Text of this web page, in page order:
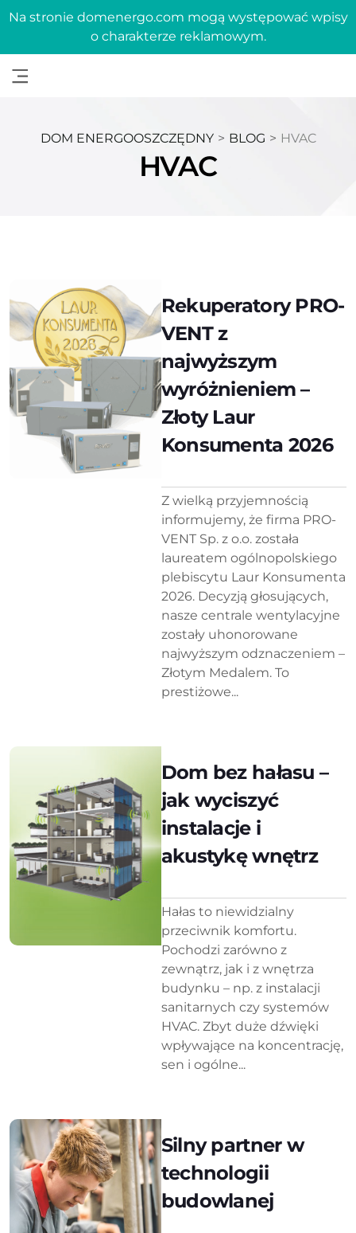
Na stronie domenergo.com mogą występować wpisy
o charakterze reklamowym.
DOM ENERGOOSZCZĘDNY > BLOG > HVAC
HVAC
Rekuperatory PRO-
VENT z
najwyższym
wyróżnieniem –
Złoty Laur
Konsumenta 2026
Z wielką przyjemnością
informujemy, że firma PRO-
VENT Sp. z o.o. została
laureatem ogólnopolskiego
plebiscytu Laur Konsumenta
2026. Decyzją głosujących,
nasze centrale wentylacyjne
zostały uhonorowane
najwyższym odznaczeniem –
Złotym Medalem. To
prestiżowe...
Dom bez hałasu –
jak wyciszyć
instalacje i
akustykę wnętrz
Hałas to niewidzialny
przeciwnik komfortu.
Pochodzi zarówno z
zewnątrz, jak i z wnętrza
budynku – np. z instalacji
sanitarnych czy systemów
HVAC. Zbyt duże dźwięki
wpływające na koncentrację,
sen i ogólne...
Silny partner w
technologii
budowlanej